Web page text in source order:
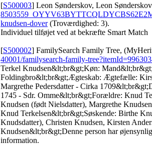
[S500003] Leon Sønderskov, Leon
knudsen-dover(Troværdighed: 3).
Individuel tilføjet ved at bekræfte Smart Match
[S500002] FamilySearch Family Tree,
40001/familysearch-family-
Terkel Knudsen&lt;br&gt;Køn:
Foldingbro&lt;br&gt;Ægteskab: Ægtefælle:
Margrethe Pedersdatter - Cirka
1745 - Sdr. Omme&lt;br&gt;Forældre: Knud
Knudsen (født Nielsdatter), Margrethe
Knud Terkelsen&lt;br&gt;Søskende: Birthe
Knudsdatter), Christen Knudsen, Kirsten
Knudsen&lt;br&gt;Denne person har
information.